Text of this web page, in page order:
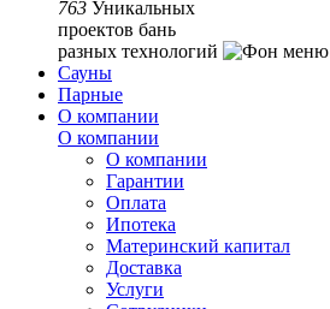
763 Уникальных
проектов бань
разных технологий
Сауны
Парные
О компании
О компании
О компании
Гарантии
Оплата
Ипотека
Материнский капитал
Доставка
Услуги